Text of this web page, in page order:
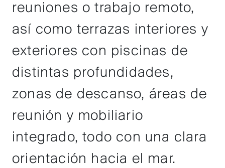
reuniones o trabajo remoto,
así como terrazas interiores y
exteriores con piscinas de
distintas profundidades,
zonas de descanso, áreas de
reunión y mobiliario
integrado, todo con una clara
orientación hacia el mar.